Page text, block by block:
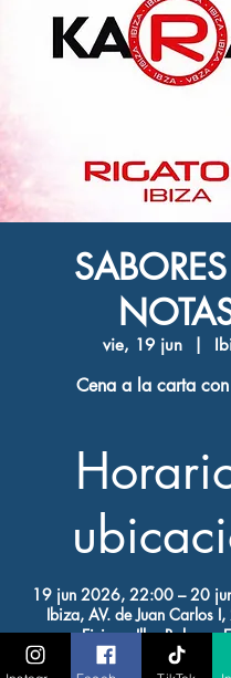
vie, 19 jun
  |
Cena a la carta con
19 jun 2026, 22:00 – 20
Ibiza, AV. de Juan Carlos
Eivissa, Illes Balears,
Otras fechas